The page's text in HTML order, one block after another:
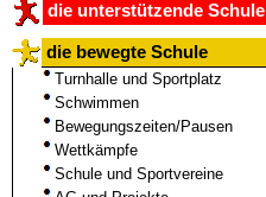
die unterstützende Schule
die bewegte Schule
Turnhalle und Sportplatz
Schwimmen
Bewegungszeiten/Pausen
Wettkämpfe
Schule und Sportvereine